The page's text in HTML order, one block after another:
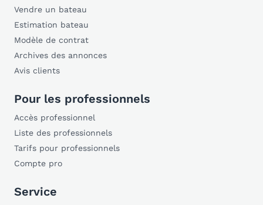
Vendre un bateau
Estimation bateau
Modèle de contrat
Archives des annonces
Avis clients
Pour les professionnels
Accès professionnel
Liste des professionnels
Tarifs pour professionnels
Compte pro
Service